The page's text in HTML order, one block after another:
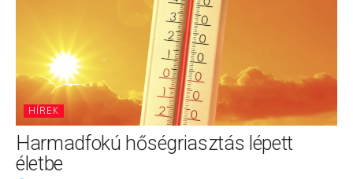
HÍREK
Harmadfokú hőségriasztás lépett
életbe